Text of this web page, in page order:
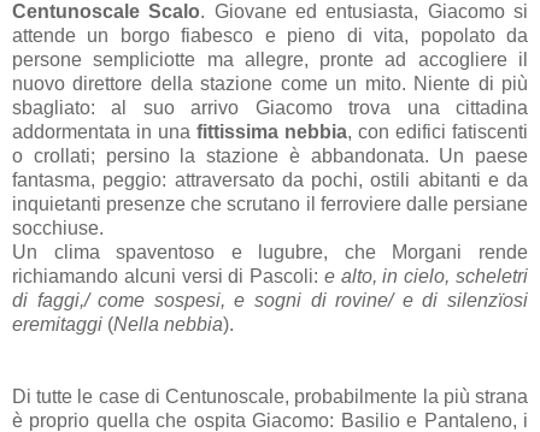
Centunoscale Scalo. Giovane ed entusiasta, Giacomo si
attende un borgo fiabesco e pieno di vita, popolato da
persone sempliciotte ma allegre, pronte ad accogliere il
nuovo direttore della stazione come un mito. Niente di più
sbagliato: al suo arrivo Giacomo trova una cittadina
addormentata in una fittissima nebbia, con edifici fatiscenti
o crollati; persino la stazione è abbandonata. Un paese
fantasma, peggio: attraversato da pochi, ostili abitanti e da
inquietanti presenze che scrutano il ferroviere dalle persiane
socchiuse.
Un clima spaventoso e lugubre, che Morgani rende
richiamando alcuni versi di Pascoli: e alto, in cielo, scheletri
di faggi,/ come sospesi, e sogni di rovine/ e di silenzïosi
eremitaggi (Nella nebbia).
Di tutte le case di Centunoscale, probabilmente la più strana
è proprio quella che ospita Giacomo: Basilio e Pantaleno, i